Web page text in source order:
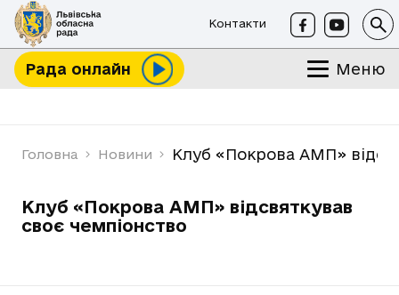
Контакти
Рада онлайн Меню
Головна Новини Клуб «Покрова АМП»
Клуб «Покрова АМП» відсвяткував
своє чемпіонство